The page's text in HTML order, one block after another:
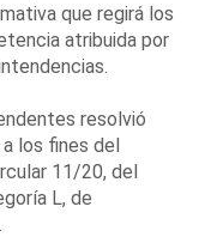
que regirá los
atribuida por
resolvió
los fines del
11/20, del
L, de